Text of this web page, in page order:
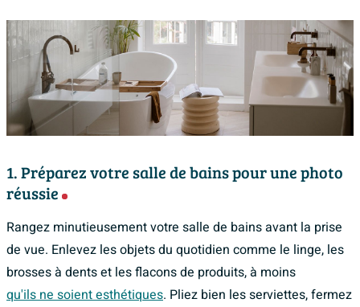
1. Préparez votre salle de bains pour une photo
réussie
Rangez minutieusement votre salle de bains avant la prise
de vue. Enlevez les objets du quotidien comme le linge, les
brosses à dents et les flacons de produits, à moins
qu'ils ne soient esthétiques. Pliez bien les serviettes, fermez